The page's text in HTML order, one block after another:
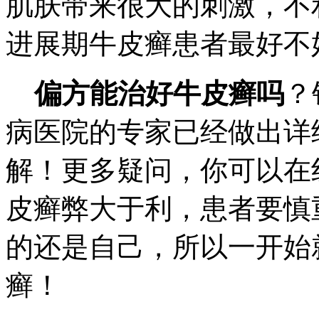
进展期牛皮癣患者最好
偏方能治好牛皮癣吗
病医院的专家已经做出
解！更多疑问，你可以
皮癣弊大于利，患者要
的还是自己，所以一开
癣！